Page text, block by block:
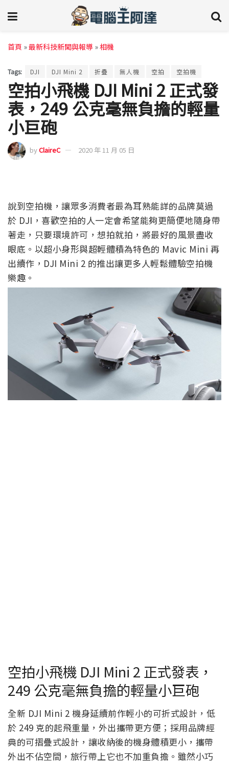
首頁 »最新科技新聞與報導 »相機
Tags: DJI DJI Mini 2 折疊 無人機 空拍 空拍機
空拍小飛機 DJI Mini 2 正式發
表，249 公克毫無負擔的輕量
小巨砲
byClaireC 2020 年 11 月 05 日
說到空拍機，讓眾多消費者最為耳熟能詳的品牌莫過
於 DJI，喜歡空拍的人一定會希望能夠更簡便地隨身帶
著走，只要環境許可，想拍就拍，將最好的風景盡收
眼底。以超小身形與超輕體積為特色的 Mavic Mini 再
出續作，DJI Mini 2 的推出讓更多人輕鬆體驗空拍機
樂趣。
空拍小飛機 DJI Mini 2 正式發表，
249 公克毫無負擔的輕量小巨砲
全新 DJI Mini 2 機身延續前作輕小的可折式設計，低
於 249 克的起飛重量，外出攜帶更方便；採用品牌經
典的可摺疊式設計，讓收納後的機身體積更小，攜帶
外出不佔空間，旅行帶上它也不加重負擔。雖然小巧